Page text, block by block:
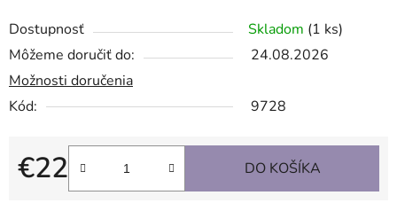
Dostupnosť Skladom (1 ks)
Môžeme doručiť do:
24.08.2026
Možnosti doručenia
Kód:
9728
€22
Jednotková cena:
DO KOŠÍKA